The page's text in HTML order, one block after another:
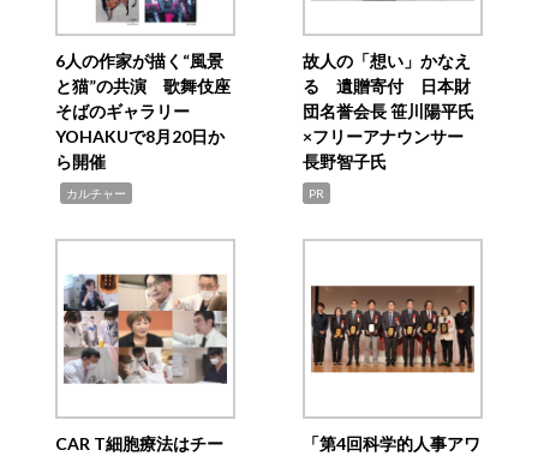
6人の作家が描く“風景
と猫”の共演 歌舞伎座
そばのギャラリー
YOHAKUで8月20日か
ら開催
カルチャー
故人の「想い」かなえ
る 遺贈寄付 日本財
団名誉会長 笹川陽平氏
×フリーアナウンサー
長野智子氏
PR
CAR T細胞療法はチー
「第4回科学的人事アワ